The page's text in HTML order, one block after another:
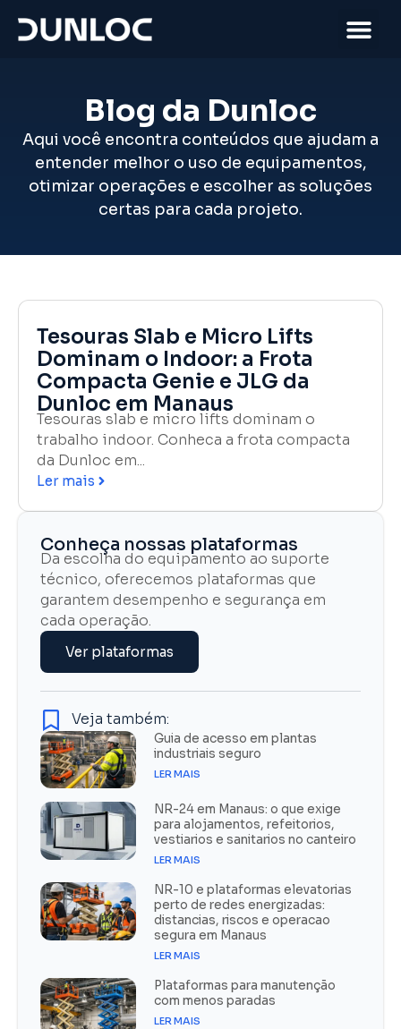
Blog da Dunloc
Aqui você encontra conteúdos que ajudam a
entender melhor o uso de equipamentos,
otimizar operações e escolher as soluções
certas para cada projeto.
Tesouras Slab e Micro Lifts
Dominam o Indoor: a Frota
Compacta Genie e JLG da
Dunloc em Manaus
Tesouras slab e micro lifts dominam o
trabalho indoor. Conheca a frota compacta
da Dunloc em...
Ler mais
Conheça nossas plataformas
Da escolha do equipamento ao suporte
técnico, oferecemos plataformas que
garantem desempenho e segurança em
cada operação.
Ver plataformas
Veja também:
Guia de acesso em plantas
industriais seguro
LER MAIS
NR-24 em Manaus: o que exige
para alojamentos, refeitorios,
vestiarios e sanitarios no canteiro
LER MAIS
NR-10 e plataformas elevatorias
perto de redes energizadas:
distancias, riscos e operacao
segura em Manaus
LER MAIS
Plataformas para manutenção
com menos paradas
LER MAIS